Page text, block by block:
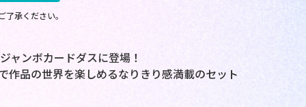
承ください。
ャンボカードダスに登場！
作品の世界を楽しめるなりきり感満載のセット